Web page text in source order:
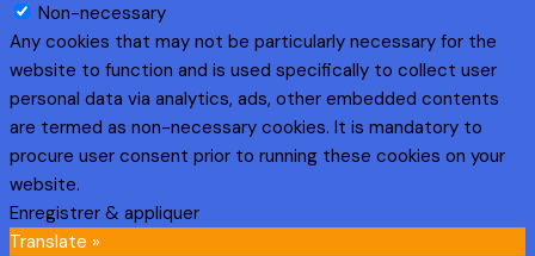
Non-necessary
Any cookies that may not be particularly necessary for the
website to function and is used specifically to collect user
personal data via analytics, ads, other embedded contents
are termed as non-necessary cookies. It is mandatory to
procure user consent prior to running these cookies on your
website.
Enregistrer & appliquer
Translate »